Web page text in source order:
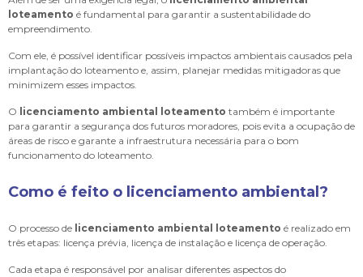
loteamento é fundamental para garantir a sustentabilidade do
empreendimento.
Com ele, é possível identificar possíveis impactos ambientais causados pela
implantação do loteamento e, assim, planejar medidas mitigadoras que
minimizem esses impactos.
O licenciamento ambiental loteamento também é importante
para garantir a segurança dos futuros moradores, pois evita a ocupação de
áreas de risco e garante a infraestrutura necessária para o bom
funcionamento do loteamento.
Como é feito o licenciamento ambiental?
O processo de licenciamento ambiental loteamento é realizado em
três etapas: licença prévia, licença de instalação e licença de operação.
Cada etapa é responsável por analisar diferentes aspectos do